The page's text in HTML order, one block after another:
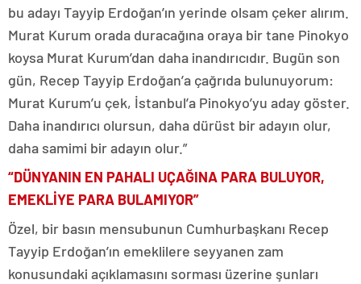
bu adayı Tayyip Erdoğan’ın yerinde olsam çeker alırım.
Murat Kurum orada duracağına oraya bir tane Pinokyo
koysa Murat Kurum’dan daha inandırıcıdır. Bugün son
gün, Recep Tayyip Erdoğan’a çağrıda bulunuyorum:
Murat Kurum’u çek, İstanbul’a Pinokyo’yu aday göster.
Daha inandırıcı olursun, daha dürüst bir adayın olur,
daha samimi bir adayın olur.”
“DÜNYANIN EN PAHALI UÇAĞINA PARA BULUYOR,
EMEKLİYE PARA BULAMIYOR”
Özel, bir basın mensubunun Cumhurbaşkanı Recep
Tayyip Erdoğan’ın emeklilere seyyanen zam
konusundaki açıklamasını sorması üzerine şunları